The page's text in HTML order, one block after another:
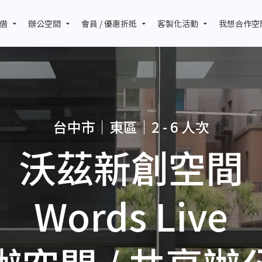
辦公空間 會員 / 優惠折抵 客製化活動 我想合作空
台中市｜東區｜2 - 6 人次
沃茲新創空間
Words Live